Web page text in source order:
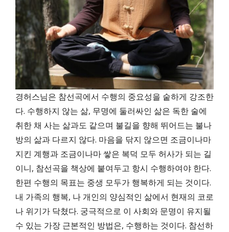
경허스님은 참선곡에서 수행의 중요성을 숱하게 강조한
다. 수행하지 않는 삶, 무명에 둘러싸인 삶은 독한 술에
취한 채 사는 삶과도 같으며 불길을 향해 뛰어드는 불나
방의 삶과 다르지 않다. 마음을 닦지 않으면 조금이나마
지킨 계행과 조금이나마 쌓은 복덕 모두 허사가 되는 길
이니, 참선곡을 책상에 붙여두고 항시 수행하여야 한다.
한편 수행의 목표는 중생 모두가 행복하게 되는 것이다.
내 가족의 행복, 나 개인의 양심적인 삶에서 현재의 코로
나 위기가 닥쳤다. 궁극적으로 이 사회와 문명이 유지될
수 있는 가장 근본적인 방법은, 수행하는 것이다. 참선하